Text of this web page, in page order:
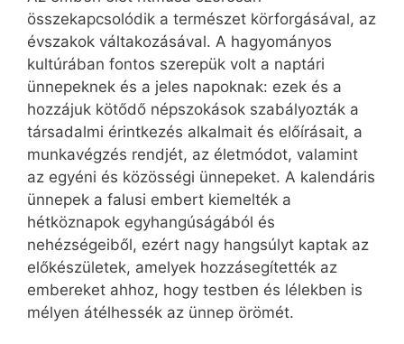
összekapcsolódik a természet körforgásával, az
évszakok váltakozásával. A hagyományos
kultúrában fontos szerepük volt a naptári
ünnepeknek és a jeles napoknak: ezek és a
hozzájuk kötődő népszokások szabályozták a
társadalmi érintkezés alkalmait és előírásait, a
munkavégzés rendjét, az életmódot, valamint
az egyéni és közösségi ünnepeket. A kalendáris
ünnepek a falusi embert kiemelték a
hétköznapok egyhangúságából és
nehézségeiből, ezért nagy hangsúlyt kaptak az
előkészületek, amelyek hozzásegítették az
embereket ahhoz, hogy testben és lélekben is
mélyen átélhessék az ünnep örömét.